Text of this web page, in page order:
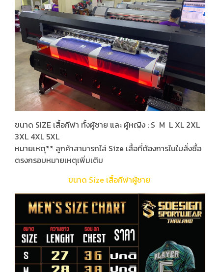
ขนาด SIZE เสื้อกีฬา ทั้งผู้ชาย และ ผู้หญิง : S M L XL 2XL
3XL 4XL 5XL
หมายเหตุ** ลูกค้าสามารถใส่ Size เสื้อที่ต้องการในใบสั่งซื้อ
ตรงกรอบหมายเหตุเพิ่มเติม
ขนาด Size เสื้อกีฬาผู้ชาย